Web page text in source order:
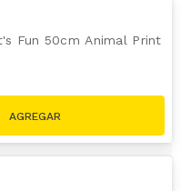
Fun 50cm Animal Print